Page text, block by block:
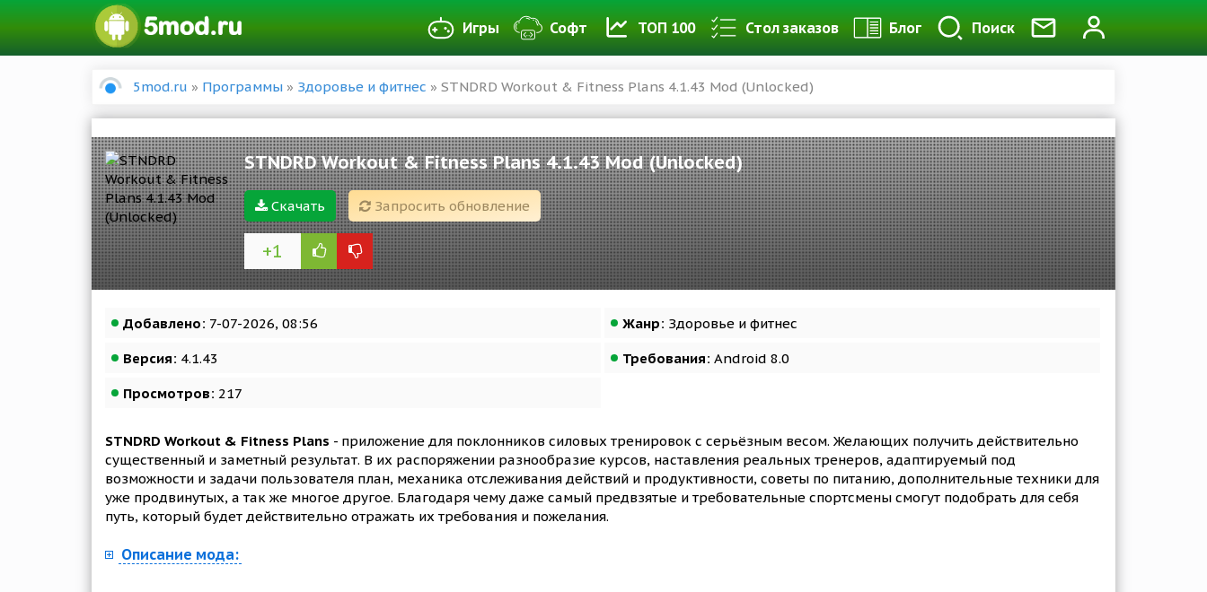
Игры Софт ТОП 100 Стол заказов Блог Поиск
5mod.ru » Программы » Здоровье и фитнес » STNDRD Workout & Fitness Plans 4.1.43 Mod (Unlocked)
STNDRD Workout & Fitness Plans 4.1.43 Mod (Unlocked)
Скачать Запросить обновление
+1
Добавлено: 7-07-2026, 08:56 Жанр: Здоровье и фитнес
Версия: 4.1.43 Требования: Android 8.0
Просмотров: 217
STNDRD Workout & Fitness Plans - приложение для поклонников силовых тренировок с серьёзным весом. Желающих получить действительно
существенный и заметный результат. В их распоряжении разнообразие курсов, наставления реальных тренеров, адаптируемый под
возможности и задачи пользователя план, механика отслеживания действий и продуктивности, советы по питанию, дополнительные техники для
уже продвинутых, а так же многое другое. Благодаря чему даже самый предвзятые и требовательные спортсмены смогут подобрать для себя
путь, который будет действительно отражать их требования и пожелания.
Описание мода: